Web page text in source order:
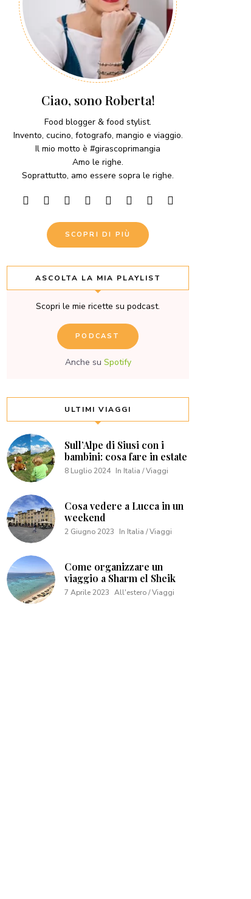
Ciao, sono Roberta!
Food blogger & food stylist.
Invento, cucino, fotografo, mangio e viaggio.
Il mio motto è #girascoprimangia
Amo le righe.
Soprattutto, amo essere sopra le righe.
SCOPRI DI PIÙ
ASCOLTA LA MIA PLAYLIST
Scopri le mie ricette su podcast.
PODCAST
Anche su Spotify
ULTIMI VIAGGI
Sull’Alpe di Siusi con i
bambini: cosa fare in estate
8 Luglio 2024 In Italia / Viaggi
Cosa vedere a Lucca in un
weekend
2 Giugno 2023 In Italia / Viaggi
Come organizzare un
viaggio a Sharm el Sheik
7 Aprile 2023 All'estero / Viaggi